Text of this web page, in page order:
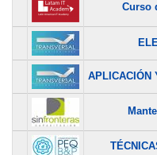
Curso
APLICACIÓN